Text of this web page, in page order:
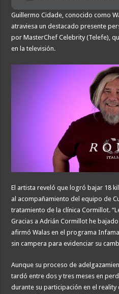
Guillermo Cidade, conocido como
atraviesa un destacado presente
por MasterChef Celebrity (Telefe),
en la televisión.
El artista reveló que logró bajar 18
al acompañamiento del equipo de
tratamiento de la clínica Cormillot.
Gracias a Adrián Cormillot he
afirmó Walas en el programa
sin campera para evidenciar su
Aunque su proceso de
tardó entre dos y tres meses en
durante su participación en el reality